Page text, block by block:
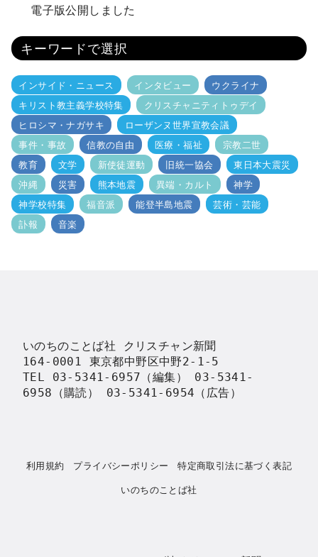
電子版公開しました
キーワードで選択
インサイド・ニュース インタビュー
ウクライナ
キリスト教主義学校特集
クリスチャニティトゥデイ
ヒロシマ・ナガサキ
ローザンヌ世界宣教会議
事件・事故
信教の自由 医療・福祉
宗教二世
教育
文学 新使徒運動 旧統一協会
東日本大震災
沖縄
災害 熊本地震 異端・カルト
神学
神学校特集
福音派 能登半島地震
芸術・芸能
訃報
音楽
いのちのことば社 クリスチャン新聞
164-0001 東京都中野区中野2-1-5
TEL 03-5341-6957（編集） 03-5341-
6958（購読） 03-5341-6954（広告）
利用規約 プライバシーポリシー
特定商取引法に基づく表記
いのちのことば社